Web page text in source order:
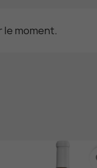
le moment.